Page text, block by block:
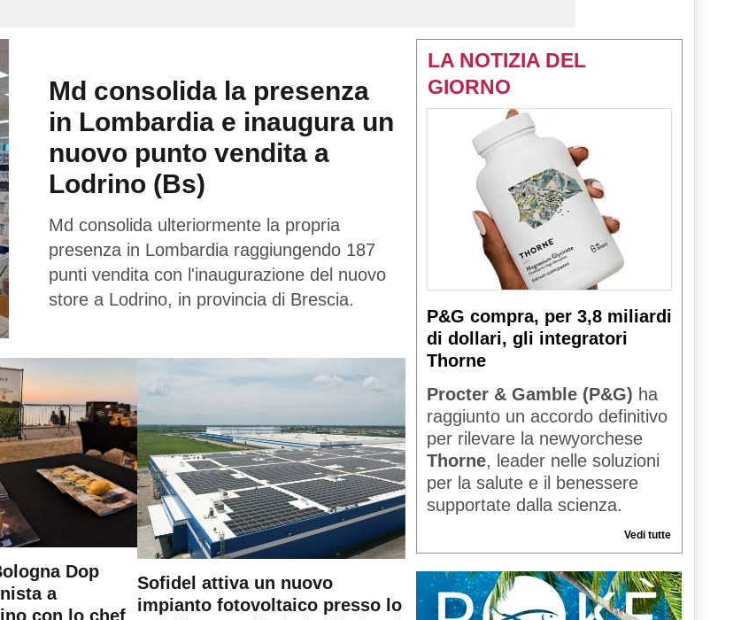
Md consolida la presenza
in Lombardia e inaugura un
nuovo punto vendita a
Lodrino (Bs)
Md consolida ulteriormente la propria
presenza in Lombardia raggiungendo 187
punti vendita con l'inaugurazione del nuovo
store a Lodrino, in provincia di Brescia.
Dop
a
con lo chef
Sofidel attiva un nuovo
impianto fotovoltaico presso lo
LA NOTIZIA DEL
GIORNO
P&G compra, per 3,8 miliardi
di dollari, gli integratori
Thorne
Procter & Gamble (P&G) ha
raggiunto un accordo definitivo
per rilevare la newyorchese
Thorne, leader nelle soluzioni
per la salute e il benessere
supportate dalla scienza.
Vedi tutte